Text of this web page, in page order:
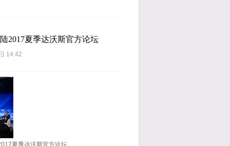
2017夏季达沃斯官方论坛
14:42
夏季达沃斯官方论坛